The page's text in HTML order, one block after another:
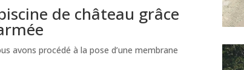
de château grâce
avons procédé à la pose d’une membrane